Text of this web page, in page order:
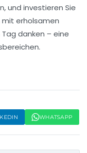
und investieren Sie
mit erholsamen
danken – eine
WHATSAPP